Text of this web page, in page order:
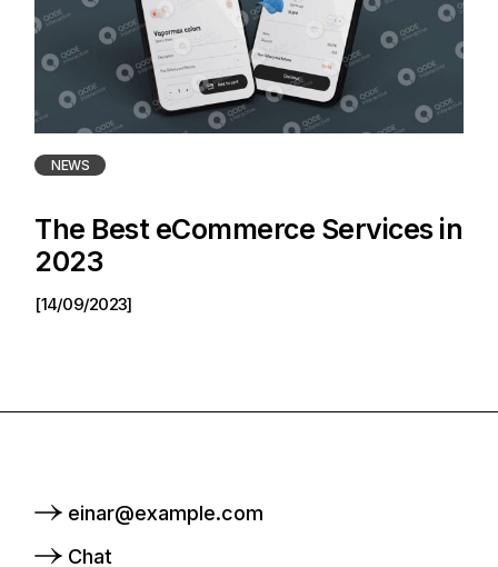
NEWS
The Best eCommerce Services in
2023
[14/09/2023]
einar@example.com
Chat